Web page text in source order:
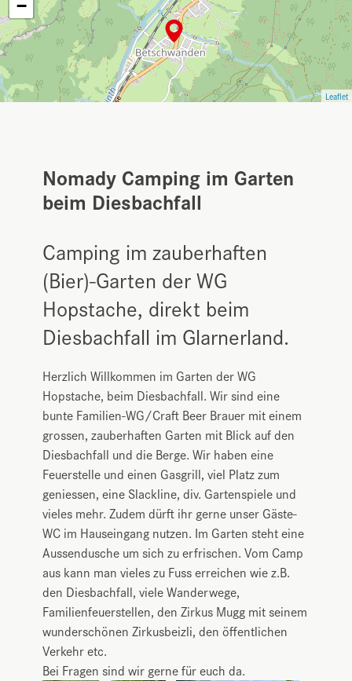
−
Leaflet
Nomady Camping im Garten
beim Diesbachfall
Camping im zauberhaften
(Bier)-Garten der WG
Hopstache, direkt beim
Diesbachfall im Glarnerland.
Herzlich Willkommen im Garten der WG
Hopstache, beim Diesbachfall. Wir sind eine
bunte Familien-WG/Craft Beer Brauer mit einem
grossen, zauberhaften Garten mit Blick auf den
Diesbachfall und die Berge. Wir haben eine
Feuerstelle und einen Gasgrill, viel Platz zum
geniessen, eine Slackline, div. Gartenspiele und
vieles mehr. Zudem dürft ihr gerne unser Gäste-
WC im Hauseingang nutzen. Im Garten steht eine
Aussendusche um sich zu erfrischen. Vom Camp
aus kann man vieles zu Fuss erreichen wie z.B.
den Diesbachfall, viele Wanderwege,
Familienfeuerstellen, den Zirkus Mugg mit seinem
wunderschönen Zirkusbeizli, den öffentlichen
Verkehr etc.
Bei Fragen sind wir gerne für euch da.